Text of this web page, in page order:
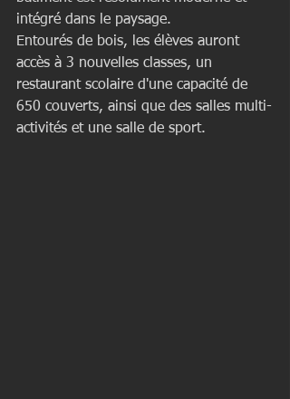
intégré dans le paysage.
Entourés de bois, les élèves auront
accès à 3 nouvelles classes, un
restaurant scolaire d'une capacité de
650 couverts, ainsi que des salles multi-
activités et une salle de sport.